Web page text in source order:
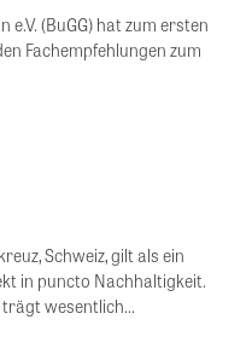
e.V. (BuGG) hat zum ersten
Fachempfehlungen zum
Schweiz, gilt als ein
in puncto Nachhaltigkeit.
wesentlich...